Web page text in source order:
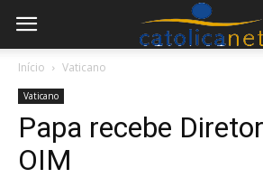
Início Vaticano
Vaticano
Papa recebe
OIM